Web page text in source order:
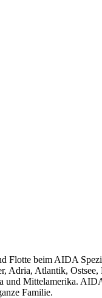
Flotte beim AIDA
Adria, Atlantik,
und Mittelamerika.
Familie.